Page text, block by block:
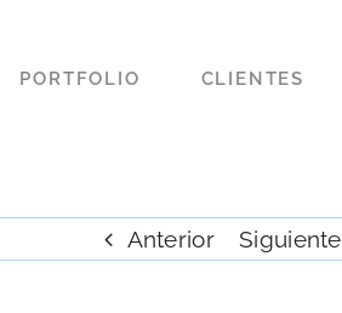
PORTFOLIO CLIENTES
Anterior Siguiente